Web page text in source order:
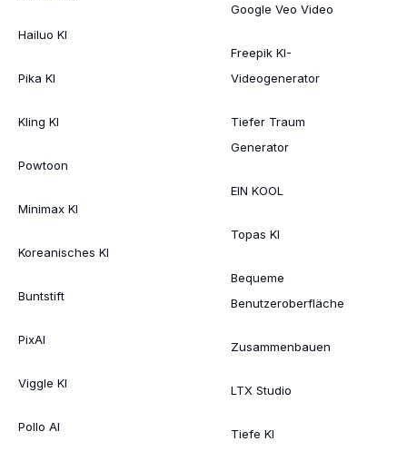
Hailuo KI
Pika KI
Kling KI
Powtoon
Minimax KI
Koreanisches KI
Buntstift
PixAI
Viggle KI
Pollo AI
Google Veo Video
Freepik KI-
Videogenerator
Tiefer Traum
Generator
EIN KOOL
Topas KI
Bequeme
Benutzeroberfläche
Zusammenbauen
LTX Studio
Tiefe KI